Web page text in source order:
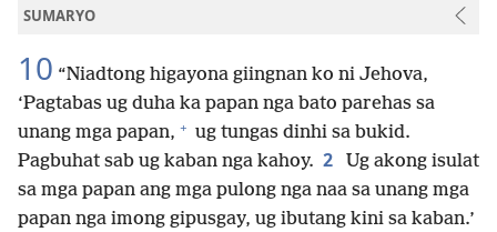
SUMARYO
10 “Niadtong higayona giingnan ko ni Jehova,
‘Pagtabas ug duha ka papan nga bato parehas sa
unang mga papan, + ug tungas dinhi sa bukid.
Pagbuhat sab ug kaban nga kahoy. 2
Ug akong isulat
sa mga papan ang mga pulong nga naa sa unang mga
papan nga imong gipusgay, ug ibutang kini sa kaban.’